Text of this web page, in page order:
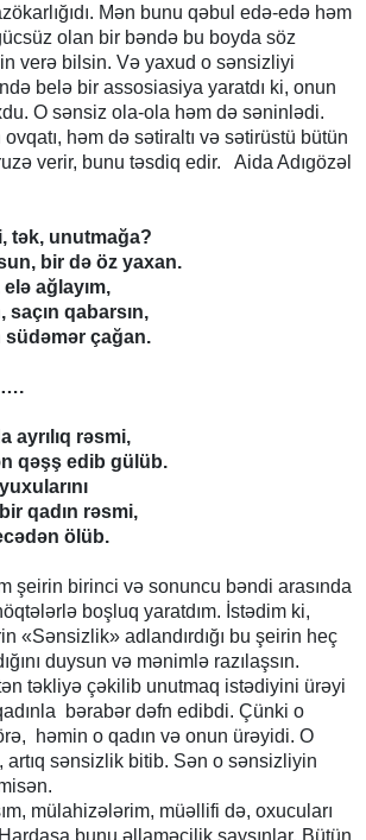
Mən bunu qəbul edə-edə həm
olan bir bəndə bu boyda söz
verə bilsin. Və yaxud o sənsizliyi
belə bir assosiasiya yaratdı ki, onun
O sənsiz ola-ola həm də səninlədi.
həm də sətiraltı və sətirüstü bütün
verir, bunu təsdiq edir. Aida Adıgözəl
tək, unutmağa?
bir də öz yaxan.
ağlayım,
qabarsın,
çağan.
ayrılıq rəsmi,
qəşş edib gülüb.
qadın rəsmi,
ölüb.
şeirin birinci və sonuncu bəndi arasında
boşluq yaratdım. İstədim ki,
«Sənsizlik» adlandırdığı bu şeirin heç
duysun və mənimlə razılaşsın.
təkliyə çəkilib unutmaq istədiyini ürəyi
bərabər dəfn edibdi. Çünki o
həmin o qadın və onun ürəyidi. O
artıq sənsizlik bitib. Sən o sənsizliyin
mülahizələrim, müəllifi də, oxucuları
bunu əllaməçilik saysınlar. Bütün